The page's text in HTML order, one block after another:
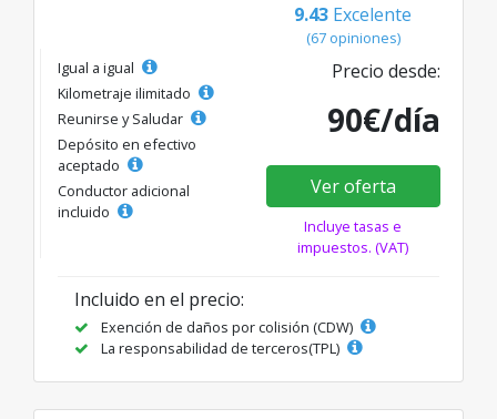
9.43 Excelente
(67 opiniones)
Igual a igual
Kilometraje ilimitado
Reunirse y Saludar
Depósito en efectivo
aceptado
Conductor adicional
incluido
Precio desde:
90€/día
Ver oferta
Incluye tasas e
impuestos. (VAT)
Incluido en el precio:
Exención de daños por colisión (CDW)
La responsabilidad de terceros(TPL)